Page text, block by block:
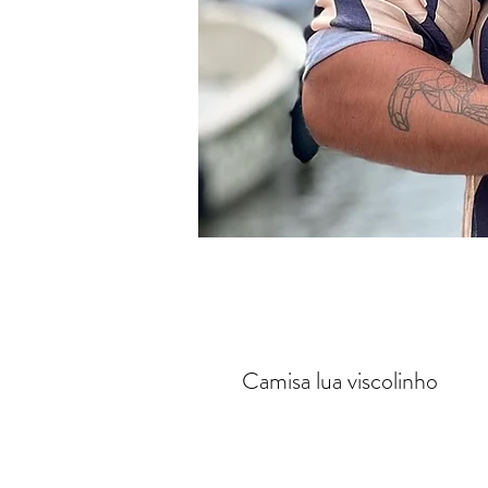
Camisa lua viscolinho